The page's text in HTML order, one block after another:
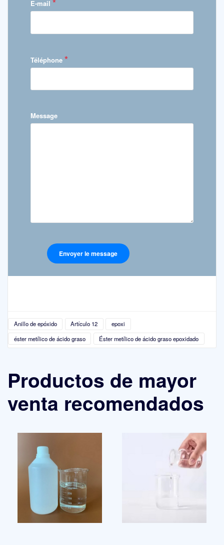
E-mail *
Téléphone *
Message
Anillo de epóxido Artículo 12
epoxi
éster metílico de ácido graso
Éster metílico de ácido graso epoxidado
Productos de mayor
venta recomendados